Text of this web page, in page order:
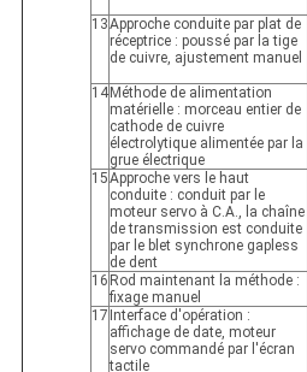
13Approche conduite par plat de
réceptrice : poussé par la tige
de cuivre, ajustement manuel
14 Méthode de alimentation
matérielle : morceau entier de
cathode de cuivre
électrolytique alimentée par la
grue électrique
15Approche vers le haut
conduite : conduit par le
moteur servo à C.A., la chaîne
de transmission est conduite
par le blet synchrone gapless
de dent
16 Rod maintenant la méthode :
fixage manuel
17 Interface d'opération :
affichage de date, moteur
servo commandé par l'écran
tactile